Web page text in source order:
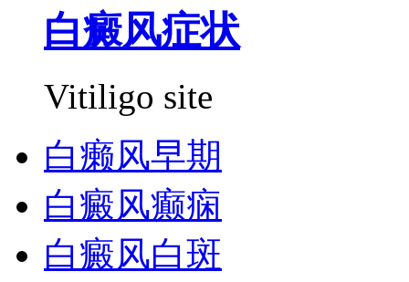
白癜风症状
Vitiligo site
白癞风早期
白癜风癫痫
白癜风白斑